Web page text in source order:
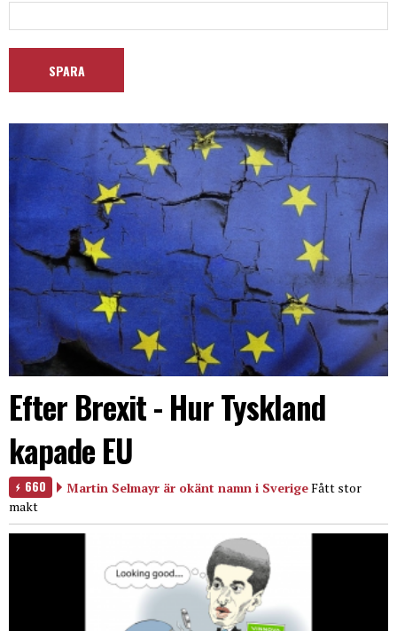
Efter Brexit - Hur Tyskland
kapade EU
660 Martin Selmayr är okänt namn i SverigeFått stor
makt